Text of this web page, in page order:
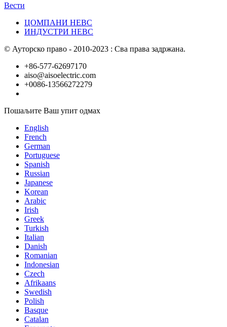
Вести
ЦОМПАНИ НЕВС
ИНДУСТРИ НЕВС
© Ауторско право - 2010-2023 : Сва права задржана.
+86-577-62697170
aiso@aisoelectric.com
+0086-13566272279
Пошаљите Ваш упит одмах
English
French
German
Portuguese
Spanish
Russian
Japanese
Korean
Arabic
Irish
Greek
Turkish
Italian
Danish
Romanian
Indonesian
Czech
Afrikaans
Swedish
Polish
Basque
Catalan